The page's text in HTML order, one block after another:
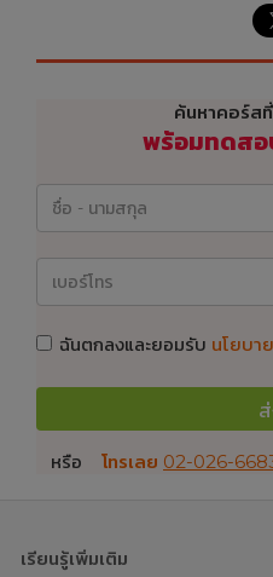
ค้นหาคอร์ส
พร้อมทดสอ
ฉันตกลงและยอมรับ นโยบา
หรือ โทรเลย 02-026-
เรียนรู้เพิ่มเติม